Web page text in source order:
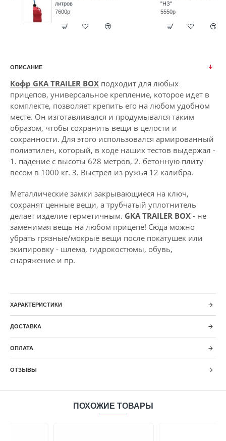
5550р
GKA Сенд Трак, 10 литров
6700р
ОПИСАНИЕ
Кофр GKA TRAILER BOX подходит для любых
прицепов, универсальное крепление, которое идет в
комплекте, позволяет крепить его на любом удобном
месте. Он изготавливался и продумывался таким
образом, чтобы сохранить вещи в целости и
сохранности. Для этого использовался армированный
полиэтилен, который, в ходе наших тестов выдержал -
1. падение с высоты 628 метров, 2. бетонную плиту
весом в 1000 кг. 3. Выстрел из ружья 12 калибра.
Металлические замки закрывающиеся на ключ,
сохранят ценные вещи, а трубчатый уплотнитель
делает изделие герметичным. GKA TRAILER BOX - не
заменимая вещь на любом прицепе! Сюда можно
убрать грязные/мокрые вещи после покатушек или
экипировку - шлема, гидрокостюмы, обувь,
снаряжение и пр.
ХАРАКТЕРИСТИКИ
ДОСТАВКА
ОПЛАТА
ОТЗЫВЫ
ПОХОЖИЕ ТОВАРЫ